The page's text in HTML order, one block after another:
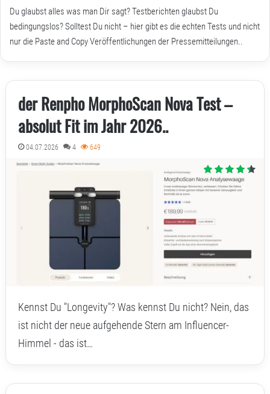
Du glaubst alles was man Dir sagt? Testberichten glaubst Du
bedingungslos? Solltest Du nicht – hier gibt es die echten Tests und nicht
nur die Paste and Copy Veröffentlichungen der Pressemitteilungen..
der Renpho MorphoScan Nova Test –
absolut Fit im Jahr 2026..
04.07.2026 4 649
Kennst Du "Longevity"? Was kennst Du nicht? Nein, das
ist nicht der neue aufgehende Stern am Influencer-
Himmel - das ist…